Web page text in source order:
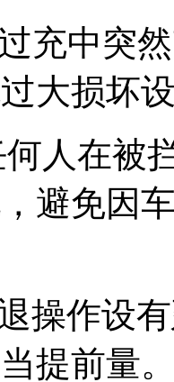
充中突
大损坏
何人在被
避免因
操作设
提前量